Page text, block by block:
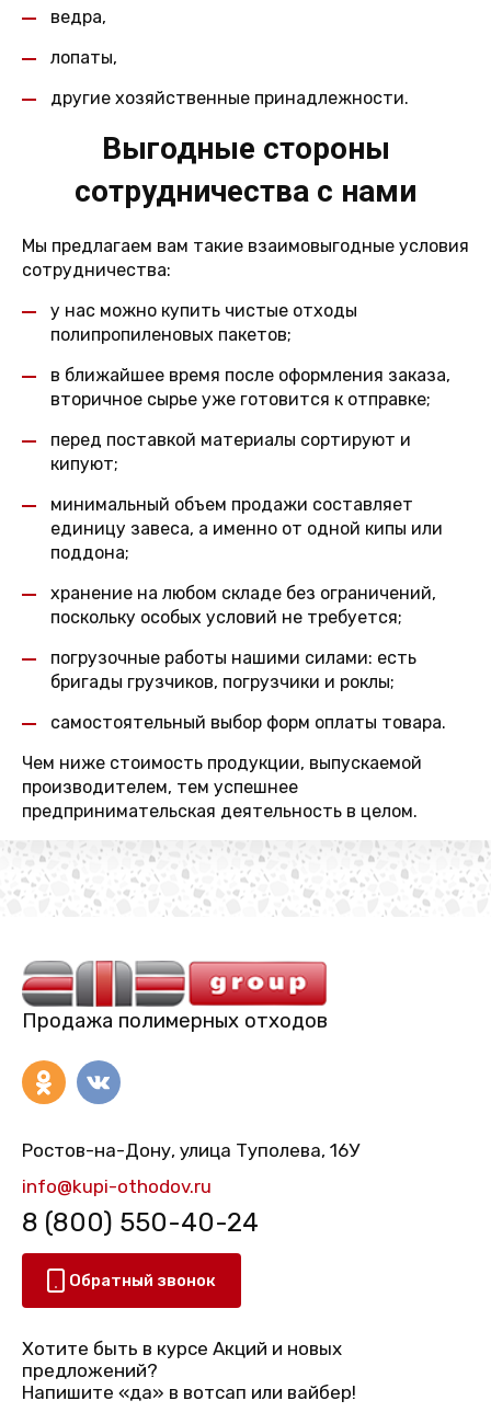
ведра,
лопаты,
другие хозяйственные принадлежности.
Выгодные стороны
сотрудничества с нами
Мы предлагаем вам такие взаимовыгодные условия
сотрудничества:
у нас можно купить чистые отходы
полипропиленовых пакетов;
в ближайшее время после оформления заказа,
вторичное сырье уже готовится к отправке;
перед поставкой материалы сортируют и
кипуют;
минимальный объем продажи составляет
единицу завеса, а именно от одной кипы или
поддона;
хранение на любом складе без ограничений,
поскольку особых условий не требуется;
погрузочные работы нашими силами: есть
бригады грузчиков, погрузчики и роклы;
самостоятельный выбор форм оплаты товара.
Чем ниже стоимость продукции, выпускаемой
производителем, тем успешнее
предпринимательская деятельность в целом.
Продажа полимерных отходов
Ростов-на-Дону, улица Туполева, 16У
info@kupi-othodov.ru
8 (800) 550-40-24
Обратный звонок
Хотите быть в курсе Акций и новых
предложений?
Напишите «да» в вотсап или вайбер!